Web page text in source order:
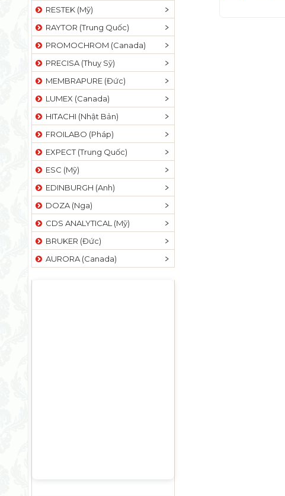
RESTEK (Mỹ)
RAYTOR (Trung Quốc)
PROMOCHROM (Canada)
PRECISA (Thuỵ Sỹ)
MEMBRAPURE (Đức)
LUMEX (Canada)
HITACHI (Nhật Bản)
FROILABO (Pháp)
EXPECT (Trung Quốc)
ESC (Mỹ)
EDINBURGH (Anh)
DOZA (Nga)
CDS ANALYTICAL (Mỹ)
BRUKER (Đức)
AURORA (Canada)